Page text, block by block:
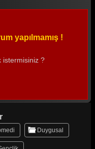
yapılmamış !
istermisiniz ?
Duygusal